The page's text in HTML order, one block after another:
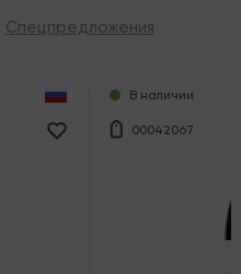
Спецпредложения
В наличии
00042067